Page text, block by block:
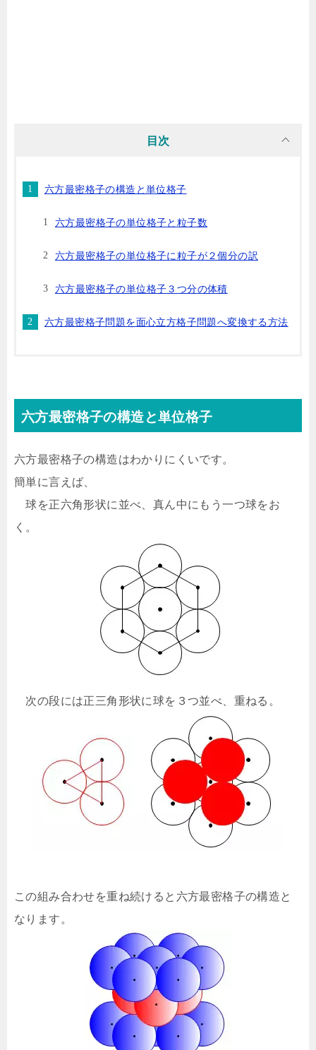
目次
六方最密格子の構造と単位格子
六方最密格子の単位格子と粒子数
六方最密格子の単位格子に粒子が２個分の訳
六方最密格子の単位格子３つ分の体積
六方最密格子問題を面心立方格子問題へ変換する方法
六方最密格子の構造と単位格子
六方最密格子の構造はわかりにくいです。
簡単に言えば、
球を正六角形状に並べ、真ん中にもう一つ球をお
く。
次の段には正三角形状に球を３つ並べ、重ねる。
この組み合わせを重ね続けると六方最密格子の構造と
なります。